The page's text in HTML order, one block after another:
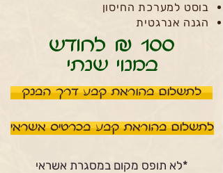
בוסט למערכת החיסון
הגנה אנרגטית
100 ₪ לחודש
במנוי שנתי
לתשלום בהוראת קבע דרך הבנק
לתשלום בהוראת קבע בכרטיס אשראי
*לא תופס מקום במסגרת אשראי